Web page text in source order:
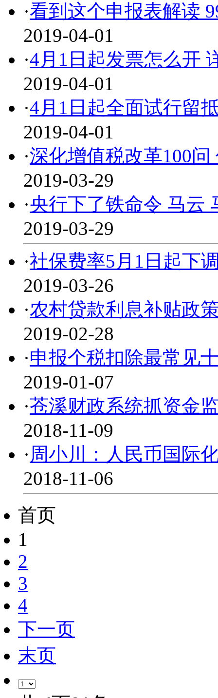
·看到这个申报表解读
2019-04-01
·4月1日起发票怎么开
2019-04-01
·4月1日起全面试行留
2019-04-01
·深化增值税改革100
2019-03-29
·央行下了铁命令 马云
2019-03-29
·社保费率5月1日起下
2019-03-26
·农村贷款利息补贴政
2019-02-28
·申报个税扣除最常见
2019-01-07
·苍溪财政系统抓资金
2018-11-09
·周小川：人民币国际
2018-11-06
首页
1
2
3
4
下一页
末页